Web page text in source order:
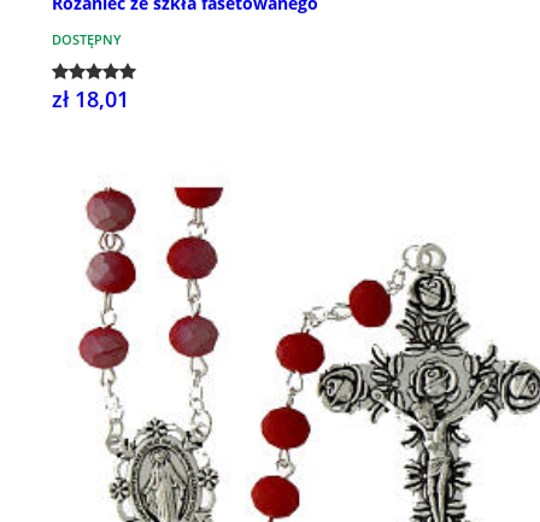
DOSTĘPNY
zł 18,01